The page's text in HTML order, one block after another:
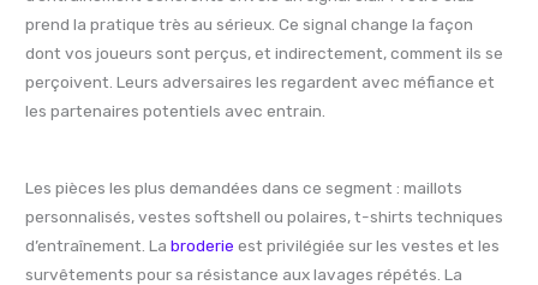
prend la pratique très au sérieux. Ce signal change la façon
dont vos joueurs sont perçus, et indirectement, comment ils se
perçoivent. Leurs adversaires les regardent avec méfiance et
les partenaires potentiels avec entrain.
Les pièces les plus demandées dans ce segment : maillots
personnalisés, vestes softshell ou polaires, t-shirts techniques
d’entraînement. Labroderie est privilégiée sur les vestes et les
survêtements pour sa résistance aux lavages répétés. La